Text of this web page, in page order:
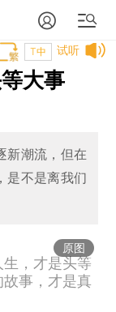
试听
T中
大事
新潮流，但在
是不是离我们
原图
，才是头等
事，才是真